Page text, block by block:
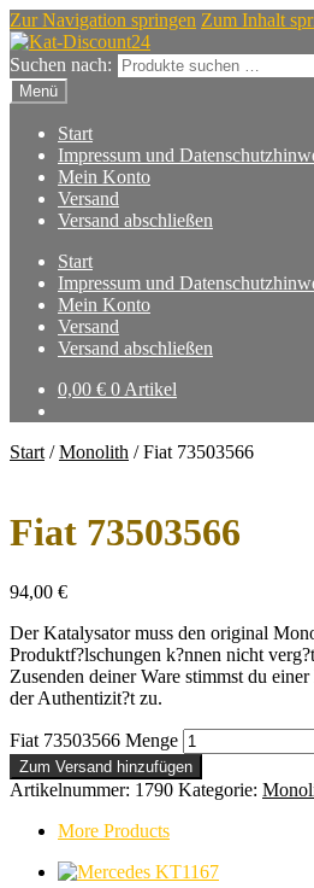
Zur Navigation springen Zum Inhalt
Suchen nach:
Menü
Start
Impressum und
Mein Konto
Versand
Versand abschließen
Start
Impressum und
Mein Konto
Versand
Versand abschließen
0,00 € 0 Artikel
Start /Monolith /Fiat 73503566
Fiat 73503566
94,00 €
Der Katalysator muss den original
Produktf?lschungen k?nnen nicht
Zusenden deiner Ware stimmst du
der Authentizit?t zu.
Fiat 73503566 Menge
Zum Versand hinzufügen
Artikelnummer: 1790 Kategorie:
More Products